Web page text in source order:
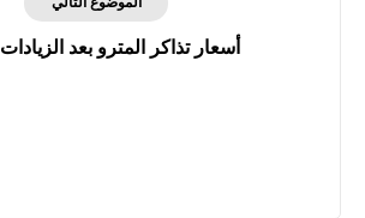
أسعار تذاكر المترو بعد الزيادات 2024